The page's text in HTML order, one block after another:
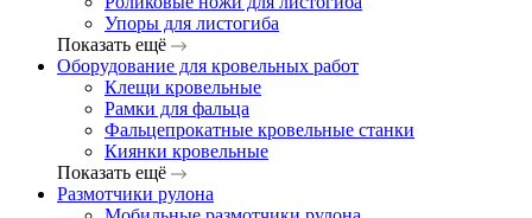
Упоры для листогиба
Показать ещё
Оборудование для кровельных работ
Клещи кровельные
Рамки для фальца
Фальцепрокатные кровельные станки
Киянки кровельные
Показать ещё
Размотчики рулона